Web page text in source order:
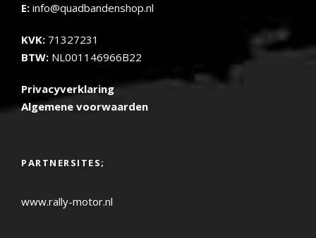
E: info@quadbandenshop.nl
KVK: 71327231
BTW: NL001146966B22
Privacyverklaring
Algemene voorwaarden
PARTNERSITES;
www.rally-motor.nl